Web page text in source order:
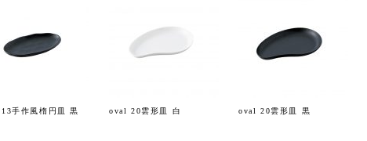
手作風楕円皿 黒 oval 20雲形皿 白 oval 20雲形皿 黒